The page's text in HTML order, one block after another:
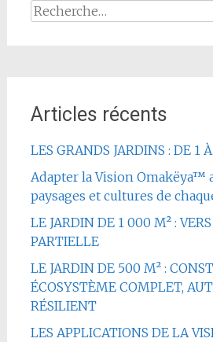
Rechercher :
Articles récents
LES GRANDS JARDINS : DE 1
Adapter la Vision Omakëya™
paysages et cultures de
LE JARDIN DE 1 000 M² :
PARTIELLE
LE JARDIN DE 500 M² :
ÉCOSYSTÈME COMPLET,
RÉSILIENT
LES APPLICATIONS DE LA